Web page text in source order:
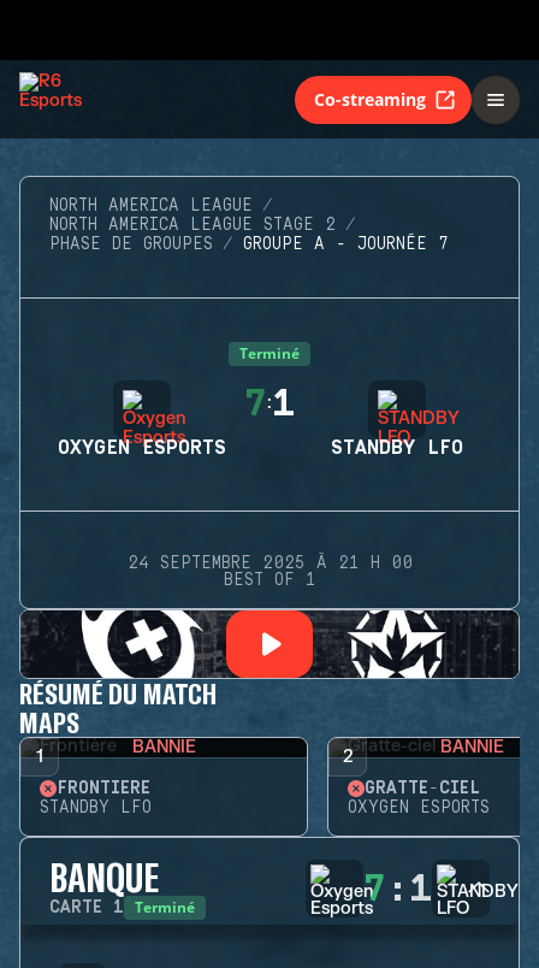
Co-streaming
NORTH AMERICA LEAGUE
NORTH AMERICA LEAGUE STAGE 2
PHASE DE GROUPES
GROUPE A - JOURNÉE 7
Terminé
OXYGEN ESPORTS
7:1
STANDBY LFO
24 SEPTEMBRE 2025 À 21 H 00
BEST OF 1
RÉSUMÉ DU MATCH
MAPS
1 BANNIE
FRONTIÈRE
STANDBY LFO
2 BANNIE
GRATTE-CIEL
OXYGEN ESPORTS
BANQUE
CARTE 1 Terminé 7 : 1